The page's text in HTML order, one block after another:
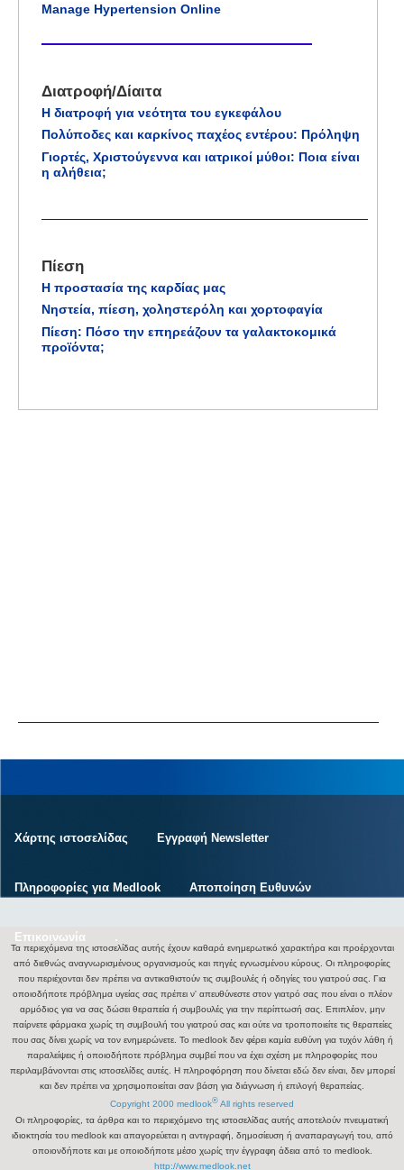
Manage Hypertension Online
Διατροφή/Δίαιτα
Η διατροφή για νεότητα του εγκεφάλου
Πολύποδες και καρκίνος παχέος εντέρου: Πρόληψη
Γιορτές, Χριστούγεννα και ιατρικοί μύθοι: Ποια είναι
η αλήθεια;
Πίεση
Η προστασία της καρδίας μας
Νηστεία, πίεση, χοληστερόλη και χορτοφαγία
Πίεση: Πόσο την επηρεάζουν τα γαλακτοκομικά
προϊόντα;
Χάρτης ιστοσελίδας Εγγραφή Newsletter
Πληροφορίες για Medlook Αποποίηση Ευθυνών
Επικοινωνία .
Τα περιεχόμενα της ιστοσελίδας αυτής έχουν καθαρά ενημερωτικό χαρακτήρα και προέρχονται
από διεθνώς αναγνωρισμένους οργανισμούς και πηγές εγνωσμένου κύρους. Οι πληροφορίες
που περιέχονται δεν πρέπει να αντικαθιστούν τις συμβουλές ή οδηγίες του γιατρού σας. Για
οποιοδήποτε πρόβλημα υγείας σας πρέπει ν' απευθύνεστε στον γιατρό σας που είναι ο πλέον
αρμόδιος για να σας δώσει θεραπεία ή συμβουλές για την περίπτωσή σας. Επιπλέον, μην
παίρνετε φάρμακα χωρίς τη συμβουλή του γιατρού σας και ούτε να τροποποιείτε τις θεραπείες
που σας δίνει χωρίς να τον ενημερώνετε. Το medlook δεν φέρει καμία ευθύνη για τυχόν λάθη ή
παραλείψεις ή οποιοδήποτε πρόβλημα συμβεί που να έχει σχέση με πληροφορίες που
περιλαμβάνονται στις ιστοσελίδες αυτές. Η πληροφόρηση που δίνεται εδώ δεν είναι, δεν μπορεί
και δεν πρέπει να χρησιμοποιείται σαν βάση για διάγνωση ή επιλογή θεραπείας.
Copyright 2000 medlook® All rights reserved
Οι πληροφορίες, τα άρθρα και το περιεχόμενο της ιστοσελίδας αυτής αποτελούν πνευματική
ιδιοκτησία του medlook και απαγορεύεται η αντιγραφή, δημοσίευση ή αναπαραγωγή του, από
οποιονδήποτε και με οποιοδήποτε μέσο χωρίς την έγγραφη άδεια από το medlook.
http://www.medlook.net